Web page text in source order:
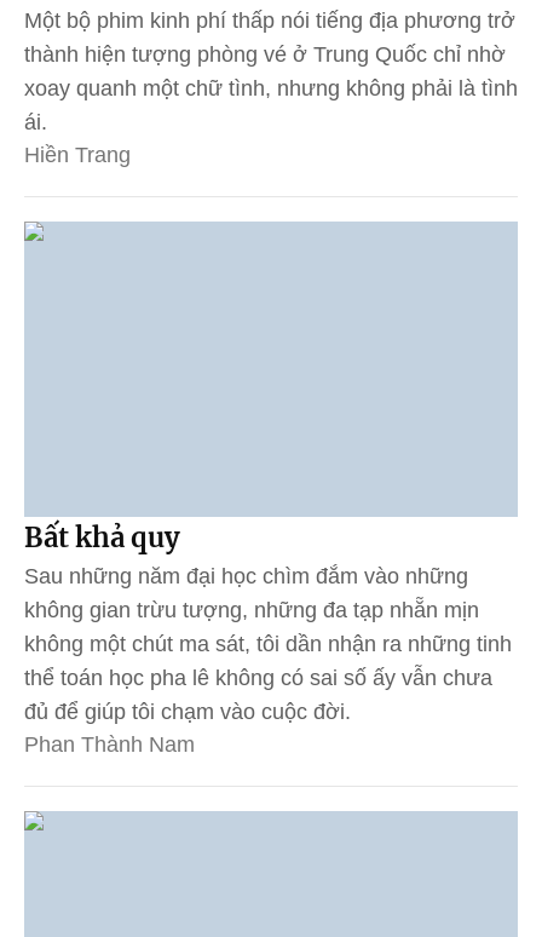
Một bộ phim kinh phí thấp nói tiếng địa phương trở
thành hiện tượng phòng vé ở Trung Quốc chỉ nhờ
xoay quanh một chữ tình, nhưng không phải là tình
ái.
Hiền Trang
Bất khả quy
Sau những năm đại học chìm đắm vào những
không gian trừu tượng, những đa tạp nhẵn mịn
không một chút ma sát, tôi dần nhận ra những tinh
thể toán học pha lê không có sai số ấy vẫn chưa
đủ để giúp tôi chạm vào cuộc đời.
Phan Thành Nam